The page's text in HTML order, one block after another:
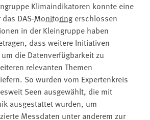
Klimaindikatoren konnte eine
DAS-Monitoring erschlossen
in der Kleingruppe haben
dass weitere Initiativen
die Datenverfügbarkeit zu
relevanten Themen
So wurden vom Expertenkreis
Seen ausgewählt, die mit
ausgestattet wurden, um
Messdaten unter anderem zur